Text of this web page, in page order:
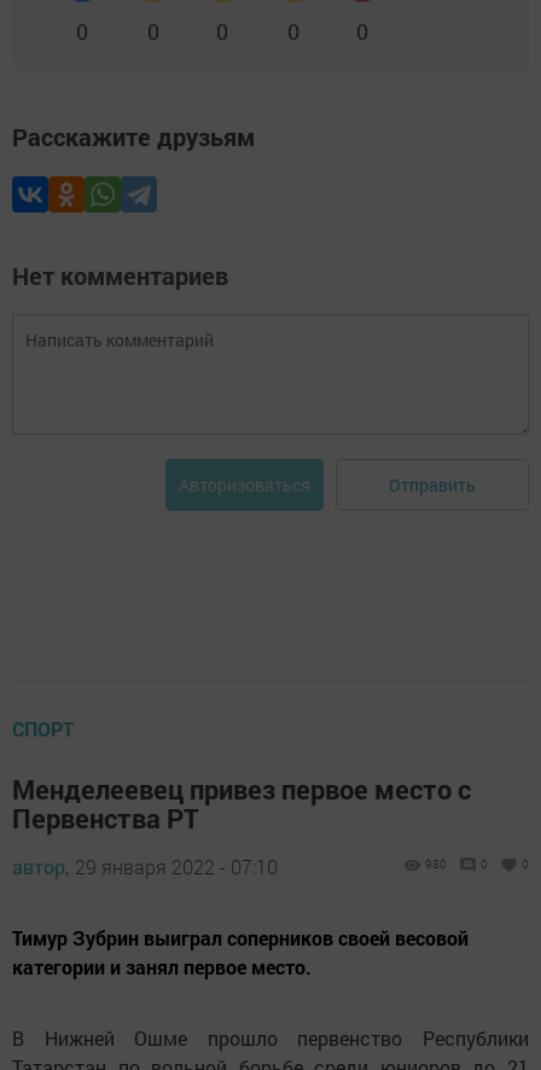
0 0 0 0 0
Расскажите друзьям
Нет комментариев
Авторизоваться Отправить
СПОРТ
Менделеевец привез первое место с
Первенства РТ
автор, 29 января 2022 - 07:10 980 0 0
Тимур Зубрин выиграл соперников своей весовой
категории и занял первое место.
В Нижней Ошме прошло первенство Республики